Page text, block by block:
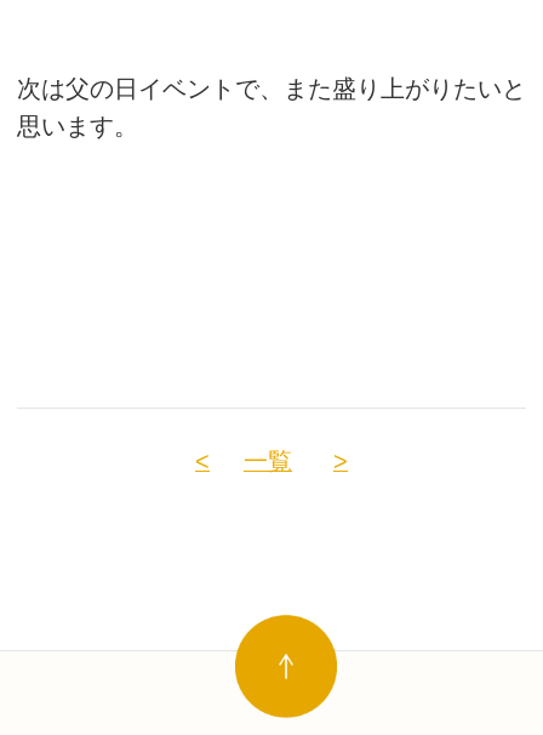
次は父の日イベントで、また盛り上がりたいと
思います。
< 一覧 >